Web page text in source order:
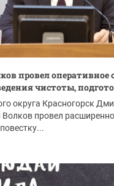
провел оперативное
чистоты,
округа Красногорск
провел